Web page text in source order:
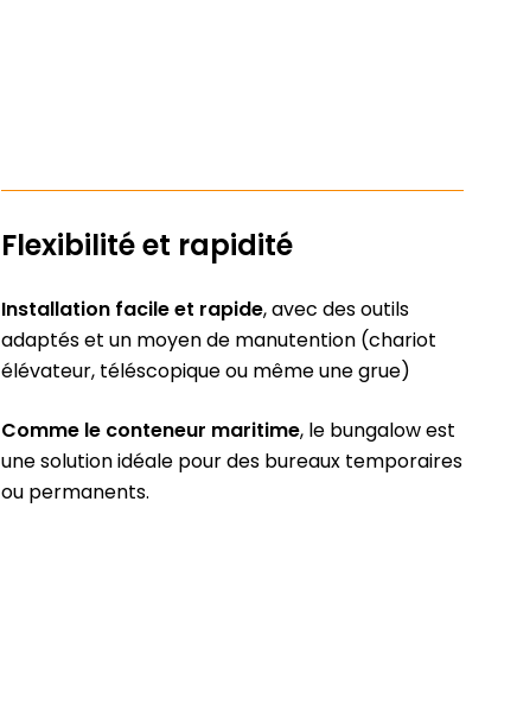
Flexibilité et rapidité
Installation facile et rapide, avec des outils
adaptés et un moyen de manutention (chariot
élévateur, téléscopique ou même une grue)
Comme le conteneur maritime, le bungalow est
une solution idéale pour des bureaux temporaires
ou permanents.